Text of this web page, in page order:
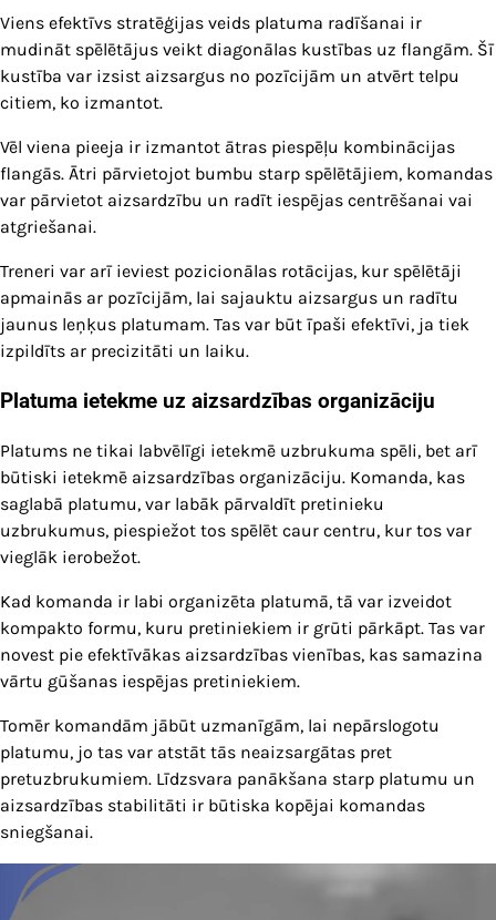
Viens efektīvs stratēģijas veids platuma radīšanai ir
mudināt spēlētājus veikt diagonālas kustības uz flangām. Šī
kustība var izsist aizsargus no pozīcijām un atvērt telpu
citiem, ko izmantot.
Vēl viena pieeja ir izmantot ātras piespēļu kombinācijas
flangās. Ātri pārvietojot bumbu starp spēlētājiem, komandas
var pārvietot aizsardzību un radīt iespējas centrēšanai vai
atgriešanai.
Treneri var arī ieviest pozicionālas rotācijas, kur spēlētāji
apmainās ar pozīcijām, lai sajauktu aizsargus un radītu
jaunus leņķus platumam. Tas var būt īpaši efektīvi, ja tiek
izpildīts ar precizitāti un laiku.
Platuma ietekme uz aizsardzības organizāciju
Platums ne tikai labvēlīgi ietekmē uzbrukuma spēli, bet arī
būtiski ietekmē aizsardzības organizāciju. Komanda, kas
saglabā platumu, var labāk pārvaldīt pretinieku
uzbrukumus, piespiežot tos spēlēt caur centru, kur tos var
vieglāk ierobežot.
Kad komanda ir labi organizēta platumā, tā var izveidot
kompakto formu, kuru pretiniekiem ir grūti pārkāpt. Tas var
novest pie efektīvākas aizsardzības vienības, kas samazina
vārtu gūšanas iespējas pretiniekiem.
Tomēr komandām jābūt uzmanīgām, lai nepārslogotu
platumu, jo tas var atstāt tās neaizsargātas pret
pretuzbrukumiem. Līdzsvara panākšana starp platumu un
aizsardzības stabilitāti ir būtiska kopējai komandas
sniegšanai.